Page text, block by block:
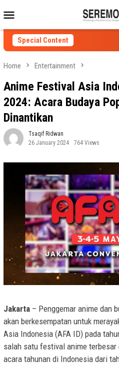
to
contentMenu
Special Content
Home Entertainment
Anime Festival Asia
2024: Acara Budaya
Dinantikan
Tsaqif Ridwan
26 January 2024
764 Views
Jakarta – Penggemar anime dan
akan berkesempatan untuk
Asia Indonesia (AFA ID) pada
salah satu festival anime
acara tahunan di Indonesia dari